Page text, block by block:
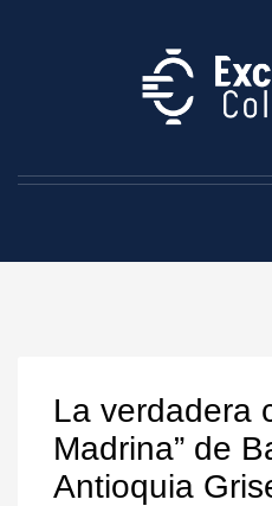
La verdadera
Madrina” de
Antioquia